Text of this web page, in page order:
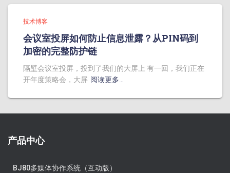
技术博客
会议室投屏如何防止信息泄露？从PIN码到
加密的完整防护链
隔壁会议室投屏，投到了我们的大屏上 有一回，我们正在
开年度策略会，大屏 阅读更多…
产品中心
BJ80多媒体协作系统（互动版）